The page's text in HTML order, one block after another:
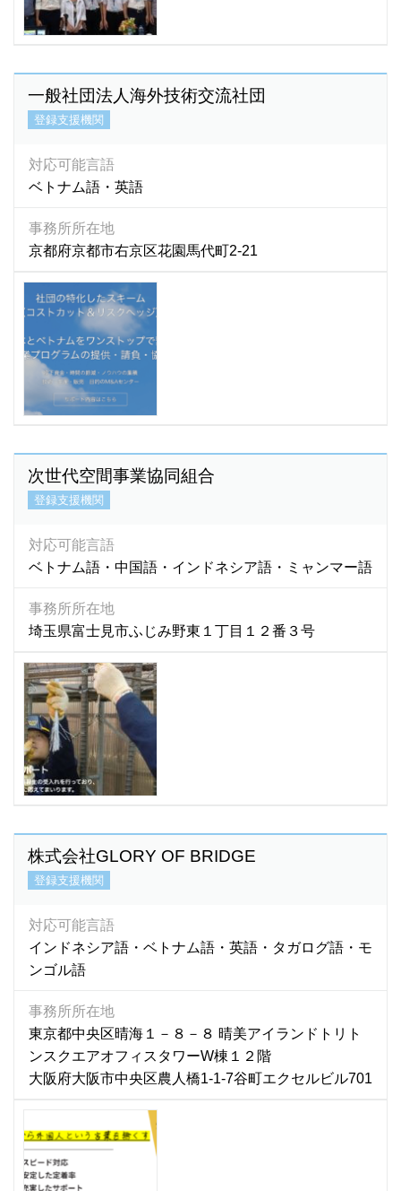
フィリッピン語
フィンランド語
普通語
(1)
ブラジル語
ヘブライ語
ベトナム語 (7,186)
ペルシア語
ペルシャ語 (3)
ベンガル語 (282)
ポルトガル語 (204)
ポーランド語 (0)
マダガスカル語
マラティ語 (1)
マラヤラム語
マレー語 (34)
ミャンマー語
ミャンマ－語
モンゴル語 (580)
ラオ語 (4)
ラオス語 (76)
ラーオ語 (1)
ルーマニア語 (1)
ロシア語 (92)
英語 (5,895)
韓国語 (440)
広東語
上海語 (3)
台湾語 (43)
中国語 (4,421)
日本語
(7)
福建語
一般社団法人海外技術交流社団
登録支援機関
対応可能言語
ベトナム語・英語
事務所所在地
京都府京都市右京区花園馬代町2-21
次世代空間事業協同組合
登録支援機関
対応可能言語
ベトナム語・中国語・インドネシア語・ミャンマー語
事務所所在地
埼玉県富士見市ふじみ野東１丁目１２番３号
株式会社GLORY OF BRIDGE
登録支援機関
対応可能言語
インドネシア語・ベトナム語・英語・タガログ語・モ
ンゴル語
事務所所在地
東京都中央区晴海１－８－８ 晴美アイランドトリト
ンスクエアオフィスタワーW棟１２階
大阪府大阪市中央区農人橋1-1-7谷町エクセルビル701